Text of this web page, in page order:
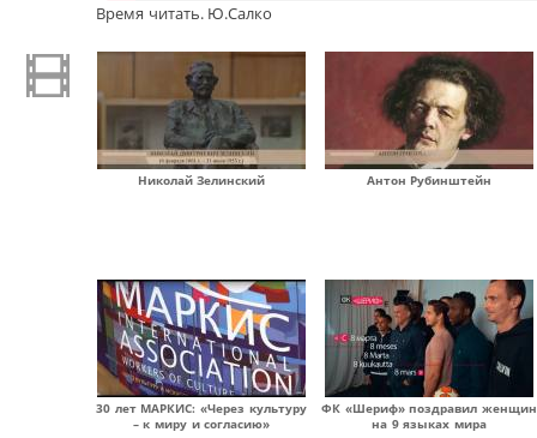
Время читать. Ю.Салко
Николай Зелинский Антон Рубинштейн
30 лет МАРКИС: «Через культуру
– к миру и согласию»
ФК «Шериф» поздравил женщин
на 9 языках мира